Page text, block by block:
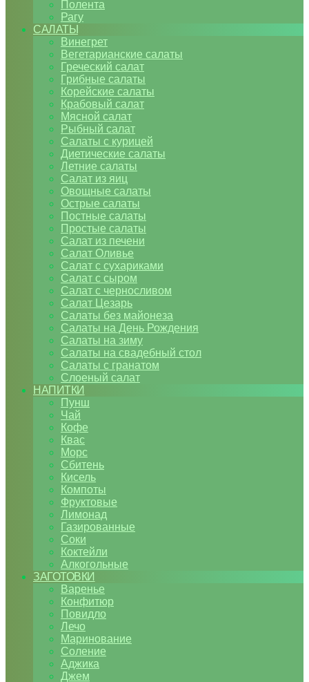
Полента
Рагу
САЛАТЫ
Винегрет
Вегетарианские салаты
Греческий салат
Грибные салаты
Корейские салаты
Крабовый салат
Мясной салат
Рыбный салат
Салаты с курицей
Диетические салаты
Летние салаты
Салат из яиц
Овощные салаты
Острые салаты
Постные салаты
Простые салаты
Салат из печени
Салат Оливье
Салат с сухариками
Салат с сыром
Салат с черносливом
Салат Цезарь
Салаты без майонеза
Салаты на День Рождения
Салаты на зиму
Салаты на свадебный стол
Салаты с гранатом
Слоеный салат
НАПИТКИ
Пунш
Чай
Кофе
Квас
Морс
Сбитень
Кисель
Компоты
Фруктовые
Лимонад
Газированные
Соки
Коктейли
Алкогольные
ЗАГОТОВКИ
Варенье
Конфитюр
Повидло
Лечо
Маринование
Соление
Аджика
Джем